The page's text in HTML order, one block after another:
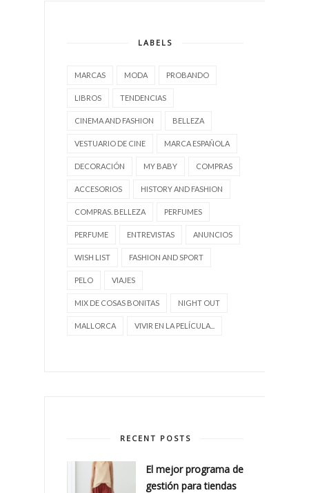
LABELS
MARCAS MODA PROBANDO
LIBROS TENDENCIAS
CINEMA AND FASHION BELLEZA
VESTUARIO DE CINE MARCA ESPAÑOLA
DECORACIÓN MY BABY COMPRAS
ACCESORIOS HISTORY AND FASHION
COMPRAS. BELLEZA PERFUMES
PERFUME ENTREVISTAS ANUNCIOS
WISH LIST FASHION AND SPORT
PELO VIAJES
MIX DE COSAS BONITAS NIGHT OUT
MALLORCA VIVIR EN LA PELÍCULA...
RECENT POSTS
El mejor programa de
gestión para tiendas